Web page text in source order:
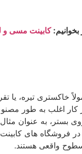
بخوانیم:کابینت مسی و
خاکستری تیره،
اغلب به طور
به عنوان
های
واقعی هستند.